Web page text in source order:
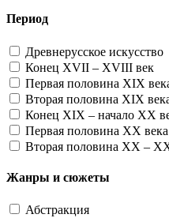
Период
Древнерусское искусство
Конец XVII – XVIII век
Первая половина XIX
Вторая половина XIX
Конец XIX – начало XX
Первая половина XX века
Вторая половина XX –
Жанры и сюжеты
Абстракция